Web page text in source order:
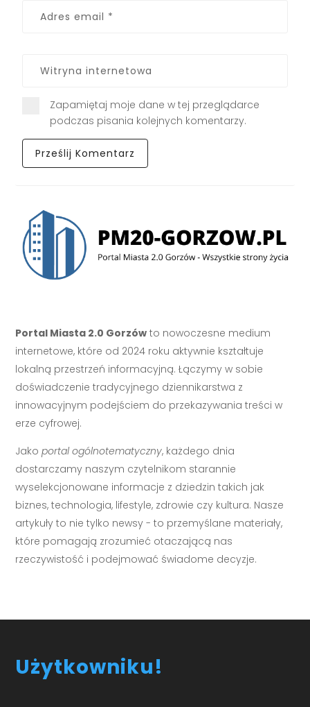
Zapamiętaj moje dane w tej przeglądarce
podczas pisania kolejnych komentarzy.
Portal Miasta 2.0 Gorzów to nowoczesne medium
internetowe, które od 2024 roku aktywnie kształtuje
lokalną przestrzeń informacyjną. Łączymy w sobie
doświadczenie tradycyjnego dziennikarstwa z
innowacyjnym podejściem do przekazywania treści w
erze cyfrowej.
Jakoportal ogólnotematyczny, każdego dnia
dostarczamy naszym czytelnikom starannie
wyselekcjonowane informacje z dziedzin takich jak
biznes, technologia, lifestyle, zdrowie czy kultura. Nasze
artykuły to nie tylko newsy - to przemyślane materiały,
które pomagają zrozumieć otaczającą nas
rzeczywistość i podejmować świadome decyzje.
Użytkowniku!